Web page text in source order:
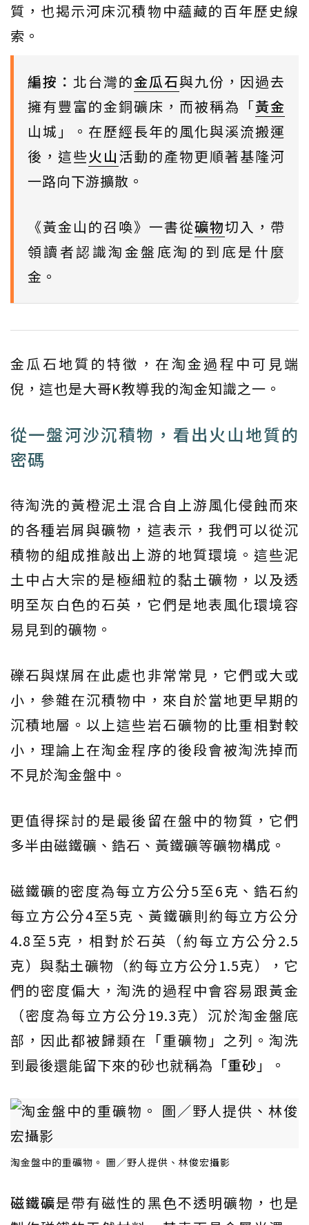
質，也揭示河床沉積物中蘊藏的百年歷史線
索。
編按： 北台灣的金瓜石與九份，因過去
擁有豐富的金銅礦床，而被稱為「黃金
山城」。在歷經長年的風化與溪流搬運
後，這些火山活動的產物更順著基隆河
一路向下游擴散。
《黃金山的召喚》一書從礦物切入，帶
領讀者認識淘金盤底淘的到底是什麼
金。
金瓜石地質的特徵，在淘金過程中可見端
倪，這也是大哥K教導我的淘金知識之一。
從一盤河沙沉積物，看出火山地質的
密碼
待淘洗的黃橙泥土混合自上游風化侵蝕而來
的各種岩屑與礦物，這表示，我們可以從沉
積物的組成推敲出上游的地質環境。這些泥
土中占大宗的是極細粒的黏土礦物，以及透
明至灰白色的石英，它們是地表風化環境容
易見到的礦物。
礫石與煤屑在此處也非常常見，它們或大或
小，參雜在沉積物中，來自於當地更早期的
沉積地層。以上這些岩石礦物的比重相對較
小，理論上在淘金程序的後段會被淘洗掉而
不見於淘金盤中。
更值得探討的是最後留在盤中的物質，它們
多半由磁鐵礦、鋯石、黃鐵礦等礦物構成。
磁鐵礦的密度為每立方公分5至6克、鋯石約
每立方公分4至5克、黃鐵礦則約每立方公分
4.8至5克，相對於石英（約每立方公分2.5
克）與黏土礦物（約每立方公分1.5克），它
們的密度偏大，淘洗的過程中會容易跟黃金
（密度為每立方公分19.3克）沉於淘金盤底
部，因此都被歸類在「重礦物」之列。淘洗
到最後還能留下來的砂也就稱為「重砂 」。
淘金盤中的重礦物。 圖／野人提供、林俊宏攝影
磁鐵礦是帶有磁性的黑色不透明礦物，也是